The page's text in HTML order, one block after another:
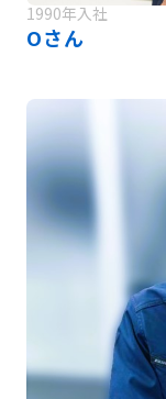
1990年入社
Oさん